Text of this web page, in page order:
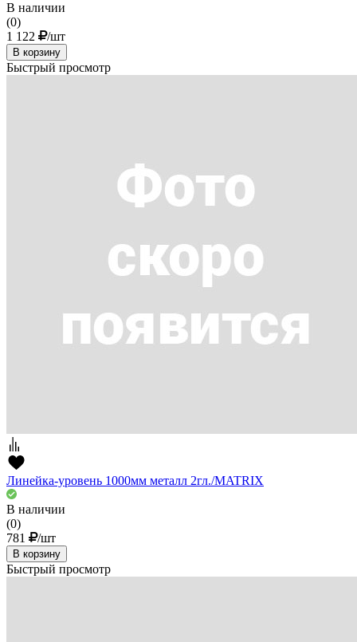
В наличии
(0)
1 122
/шт
В корзину
Быстрый просмотр
Линейка-уровень 1000мм металл 2гл./MATRIX
В наличии
(0)
781
/шт
В корзину
Быстрый просмотр